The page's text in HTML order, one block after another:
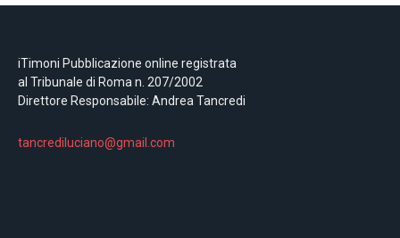
iTimoni Pubblicazione online registrata
al Tribunale di Roma n. 207/2002
Direttore Responsabile: Andrea Tancredi
tancrediluciano@gmail.com